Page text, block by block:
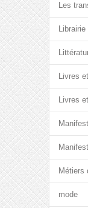
Les
Librairie
Livres
Livres
Métiers
mode